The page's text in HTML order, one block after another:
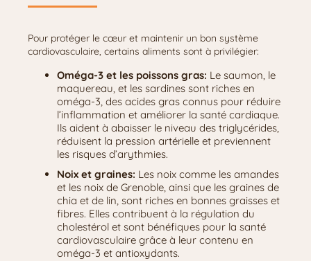
Pour protéger le cœur et maintenir un bon système
cardiovasculaire, certains aliments sont à privilégier:
Oméga-3 et les poissons gras: Le saumon, le
maquereau, et les sardines sont riches en
oméga-3, des acides gras connus pour réduire
l’inflammation et améliorer la santé cardiaque.
Ils aident à abaisser le niveau des triglycérides,
réduisent la pression artérielle et previennent
les risques d’arythmies.
Noix et graines: Les noix comme les amandes
et les noix de Grenoble, ainsi que les graines de
chia et de lin, sont riches en bonnes graisses et
fibres. Elles contribuent à la régulation du
cholestérol et sont bénéfiques pour la santé
cardiovasculaire grâce à leur contenu en
oméga-3 et antioxydants.